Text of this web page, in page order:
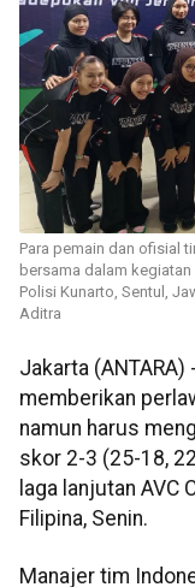
Para pemain dan ofisial
bersama dalam
Polisi Kunarto, Sentul,
Aditra
Jakarta
memberikan
namun harus
skor 2-3 (25-18,
laga lanjutan AVC
Filipina, Senin.
Manajer tim